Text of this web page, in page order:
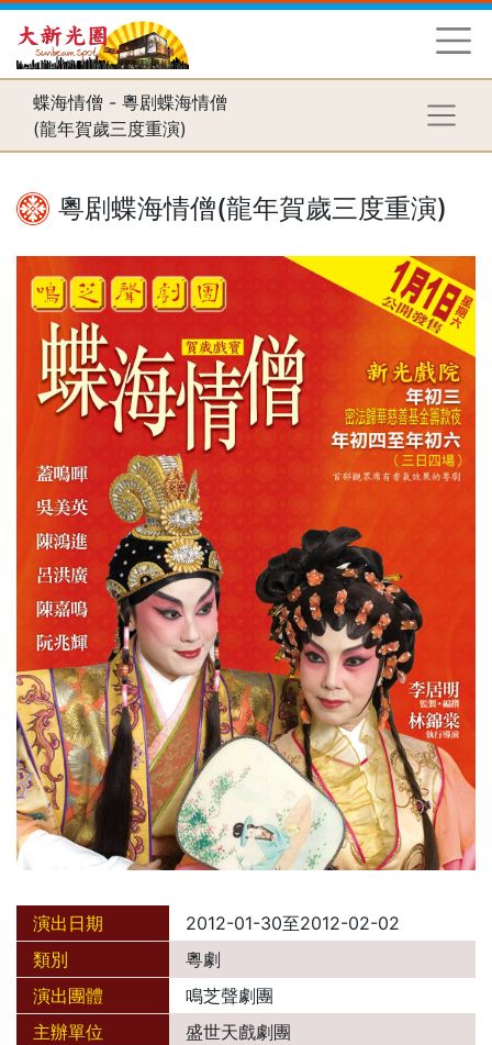
蝶海情僧 - 粵剧蝶海情僧
(龍年賀歲三度重演)
粵剧蝶海情僧(龍年賀歲三度重演)
演出日期
2012-01-30至2012-02-02
類別
粵劇
演出團體
鳴芝聲劇團
主辦單位
盛世天戲劇團